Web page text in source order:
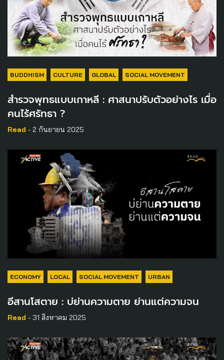
BUDDHISM CULTURE GLOBAL SOCIAL MOVEMENT
สำรวจพุทธแบบเกาหลี : ศาสนาปรับตัวอย่างไร เมื่อ
คนไร้ศรัทธา ?
Read - 2 กันยายน 2025
ECONOMY LOCAL SOCIAL MOVEMENT URBAN
อีสานโสตาย : บ่ย่านความตาย ย่านแต่ความจน
Read - 31 สิงหาคม 2025